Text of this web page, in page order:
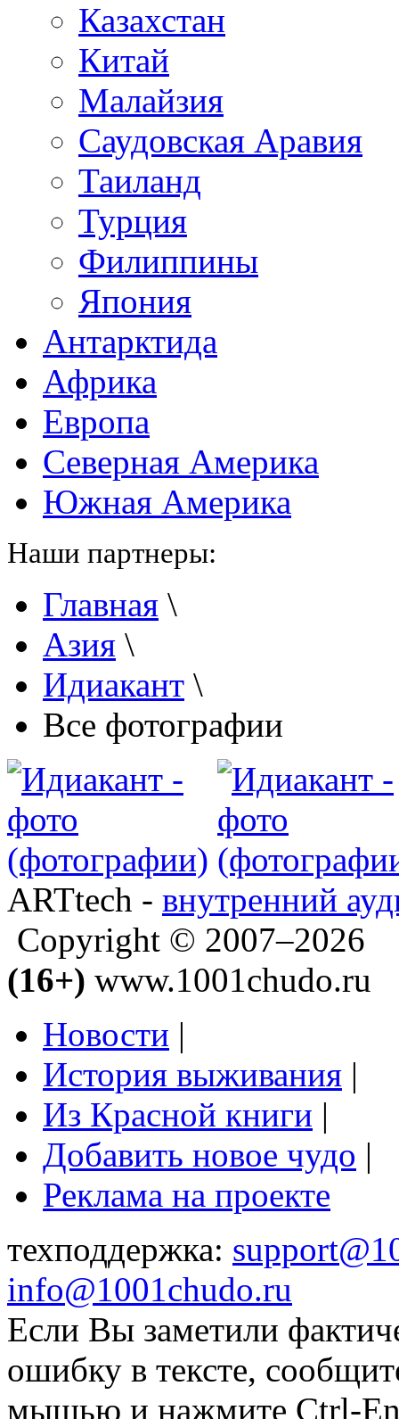
Казахстан
Китай
Малайзия
Саудовская Аравия
Таиланд
Турция
Филиппины
Япония
Антарктида
Африка
Европа
Северная Америка
Южная Америка
Наши партнеры:
Главная \
Азия \
Идиакант \
Все фотографии
ARTtech - внутренний
Copyright © 2007–2026
(16+) www.1001chudo.ru
Новости |
История выживания |
Из Красной книги |
Добавить новое чудо |
Реклама на проекте
техподдержка:
info@1001chudo.ru
Если Вы заметили
ошибку в тексте,
мышью и нажмите Ctrl-